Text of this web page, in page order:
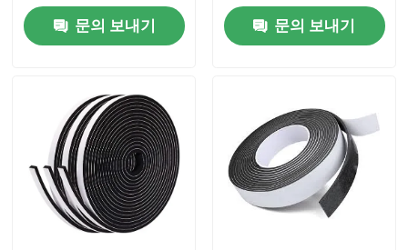
품질 관리
견적 요청
속건성 접착제 접착 테이프
문의 보내기 문의 보내기